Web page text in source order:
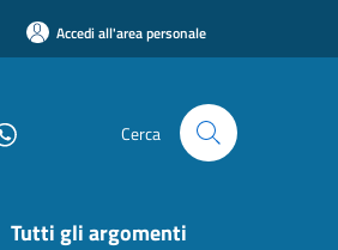
Accedi all'area personale
Cerca
Tutti gli argomenti